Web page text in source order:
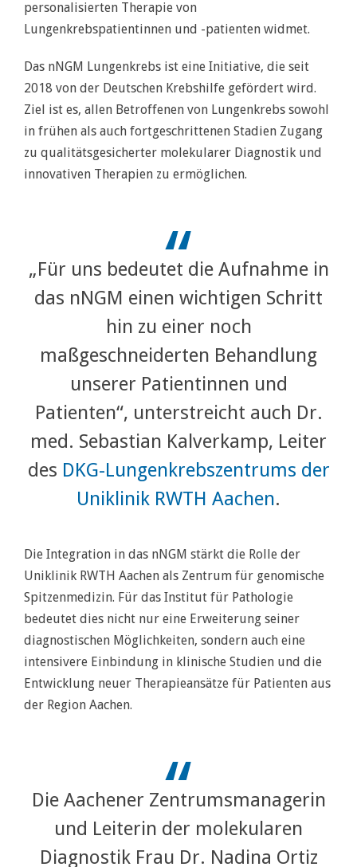
personalisierten Therapie von
Lungenkrebspatientinnen und -patienten widmet.
Das nNGM Lungenkrebs ist eine Initiative, die seit
2018 von der Deutschen Krebshilfe gefördert wird.
Ziel ist es, allen Betroffenen von Lungenkrebs sowohl
in frühen als auch fortgeschrittenen Stadien Zugang
zu qualitätsgesicherter molekularer Diagnostik und
innovativen Therapien zu ermöglichen.
„Für uns bedeutet die Aufnahme in
das nNGM einen wichtigen Schritt
hin zu einer noch
maßgeschneiderten Behandlung
unserer Patientinnen und
Patienten“, unterstreicht auch Dr.
med. Sebastian Kalverkamp, Leiter
des DKG-Lungenkrebszentrums der
Uniklinik RWTH Aachen.
Die Integration in das nNGM stärkt die Rolle der
Uniklinik RWTH Aachen als Zentrum für genomische
Spitzenmedizin. Für das Institut für Pathologie
bedeutet dies nicht nur eine Erweiterung seiner
diagnostischen Möglichkeiten, sondern auch eine
intensivere Einbindung in klinische Studien und die
Entwicklung neuer Therapieansätze für Patienten aus
der Region Aachen.
Die Aachener Zentrumsmanagerin
und Leiterin der molekularen
Diagnostik Frau Dr. Nadina Ortiz